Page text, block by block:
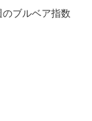
のブルベア指数